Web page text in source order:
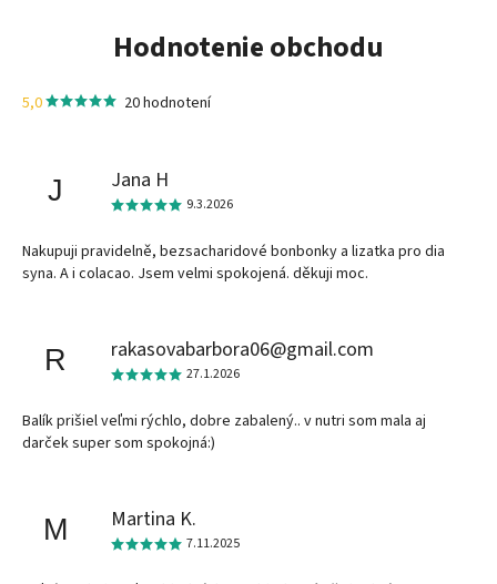
Hodnotenie obchodu
5,0 20 hodnotení
J Jana H
9.3.2026
Nakupuji pravidelně, bezsacharidové bonbonky a lizatka pro dia
syna. A i colacao. Jsem velmi spokojená. děkuji moc.
R rakasovabarbora06@gmail.com
27.1.2026
Balík prišiel veľmi rýchlo, dobre zabalený.. v nutri som mala aj
darček super som spokojná:)
M Martina K.
7.11.2025